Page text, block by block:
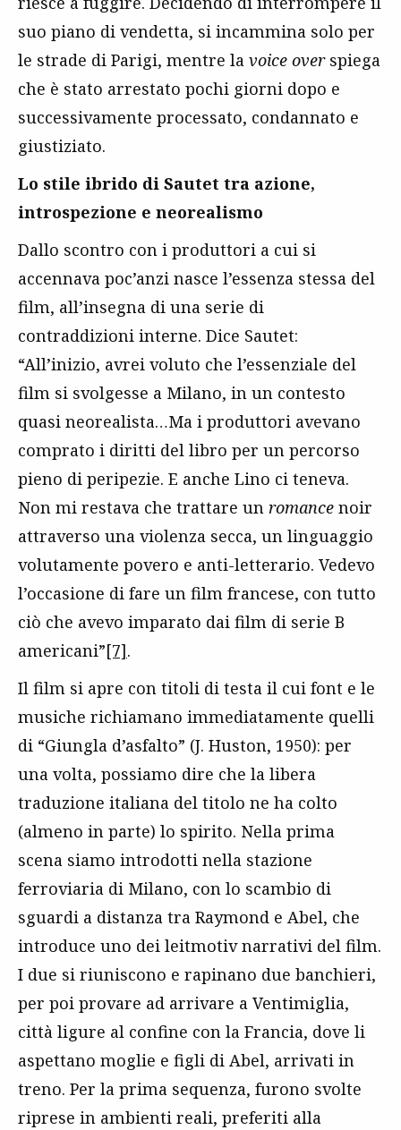
suo piano di vendetta, si incammina solo per
le strade di Parigi, mentre la voice overspiega
che è stato arrestato pochi giorni dopo e
successivamente processato, condannato e
giustiziato.
Lo stile ibrido di Sautet tra azione,
introspezione e neorealismo
Dallo scontro con i produttori a cui si
accennava poc’anzi nasce l’essenza stessa del
film, all’insegna di una serie di
contraddizioni interne. Dice Sautet:
“All’inizio, avrei voluto che l’essenziale del
film si svolgesse a Milano, in un contesto
quasi neorealista…Ma i produttori avevano
comprato i diritti del libro per un percorso
pieno di peripezie. E anche Lino ci teneva.
Non mi restava che trattare un romance noir
attraverso una violenza secca, un linguaggio
volutamente povero e anti-letterario. Vedevo
l’occasione di fare un film francese, con tutto
ciò che avevo imparato dai film di serie B
americani”[7].
Il film si apre con titoli di testa il cui font e le
musiche richiamano immediatamente quelli
di “Giungla d’asfalto” (J. Huston, 1950): per
una volta, possiamo dire che la libera
traduzione italiana del titolo ne ha colto
(almeno in parte) lo spirito. Nella prima
scena siamo introdotti nella stazione
ferroviaria di Milano, con lo scambio di
sguardi a distanza tra Raymond e Abel, che
introduce uno dei leitmotiv narrativi del film.
I due si riuniscono e rapinano due banchieri,
per poi provare ad arrivare a Ventimiglia,
città ligure al confine con la Francia, dove li
aspettano moglie e figli di Abel, arrivati in
treno. Per la prima sequenza, furono svolte
riprese in ambienti reali, preferiti alla